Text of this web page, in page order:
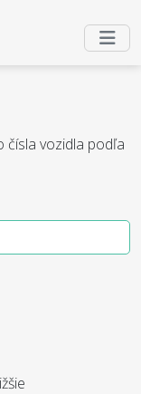
čísla vozidla podľa